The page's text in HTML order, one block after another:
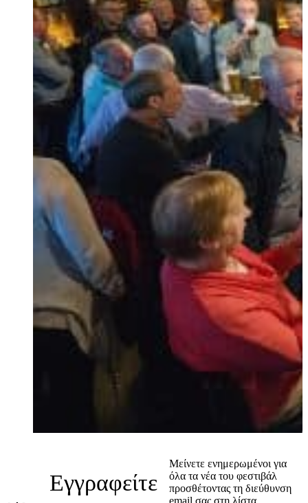
Εγγραφείτε
Μείνετε ενημερωμένοι για
όλα τα νέα του φεστιβάλ
προσθέτοντας τη διεύθυνση
email σας στη λίστα